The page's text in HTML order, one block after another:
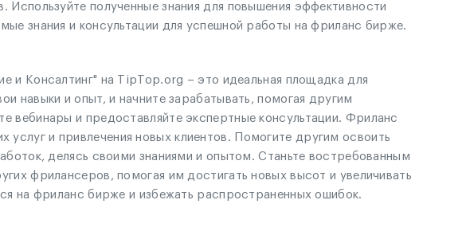
полученные знания для повышения эффективности
знания и консультации для успешной работы на фриланс бирже.
и Консалтинг" на TipTop.org – это идеальная площадка для
навыки и опыт, и начните зарабатывать, помогая другим
вебинары и предоставляйте экспертные консультации. Фриланс
и привлечения новых клиентов. Помогите другим освоить
делясь своими знаниями и опытом. Станьте востребованным
фрилансеров, помогая им достигать новых высот и увеличивать
на фриланс бирже и избежать распространенных ошибок.